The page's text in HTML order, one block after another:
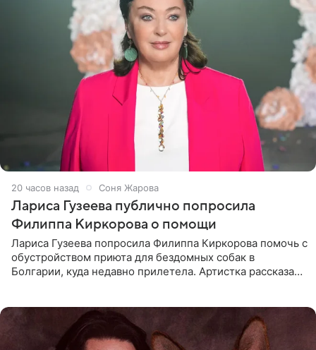
20 часов назад Соня Жарова
Лариса Гузеева публично попросила
Филиппа Киркорова о помощи
Лариса Гузеева попросила Филиппа Киркорова помочь с
обустройством приюта для бездомных собак в
Болгарии, куда недавно прилетела. Артистка рассказала